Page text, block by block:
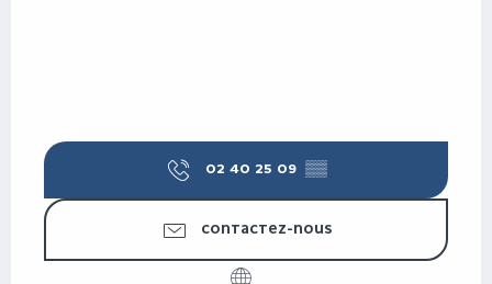
02 40 25 09 ▒▒
CONTACTEZ-NOUS